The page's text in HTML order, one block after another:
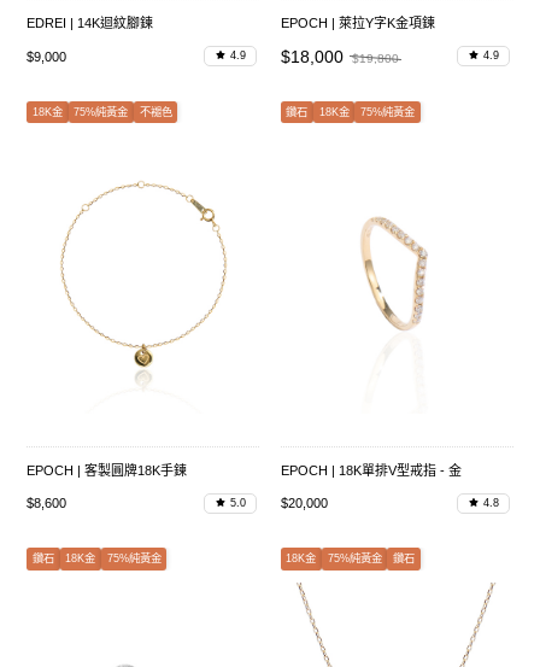
EDREI | 14K迴紋腳鍊
$9,000 4.9
EPOCH | 萊拉Y字K金項鍊
$18,000 $19,800 4.9
18K金 75%純黃金 不褪色
EPOCH | 客製圓牌18K手鍊
$8,600 5.0
鑽石 18K金 75%純黃金
EPOCH | 18K單排V型戒指 - 金
$20,000 4.8
鑽石 18K金 75%純黃金 18K金 75%純黃金 鑽石